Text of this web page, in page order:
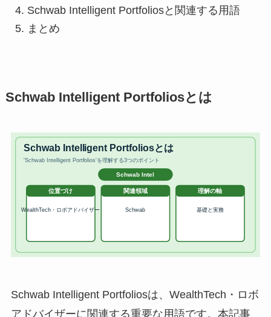
Schwab Intelligent Portfoliosと関連する用語
まとめ
Schwab Intelligent Portfoliosとは
Schwab Intelligent Portfoliosは、WealthTech・ロボ
アドバイザーに関連する重要な用語です。本記事